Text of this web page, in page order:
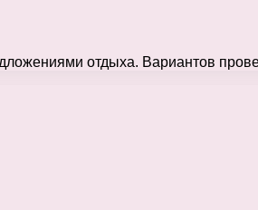
отдыха. Вариантов